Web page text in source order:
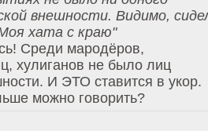
внешности. Видимо,
хата с краю"
Среди мародёров,
хулиганов не было лиц
И ЭТО ставится в укор.
можно говорить?